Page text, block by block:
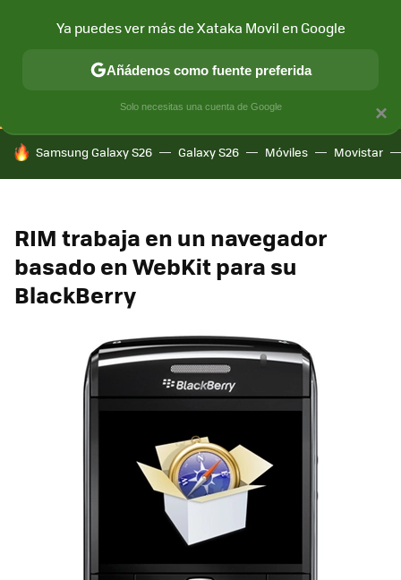
CONECTIVIDAD MÓVIL Y SOCIEDAD APLICACIONES
HOY SE HABLA DE
Samsung Galaxy S26 Galaxy S26 Móviles Movistar
RIM trabaja en un navegador
basado en WebKit para su
BlackBerry
×
Ya puedes ver más de Xataka Movil en Google
Añádenos como fuente preferida
Solo necesitas una cuenta de Google